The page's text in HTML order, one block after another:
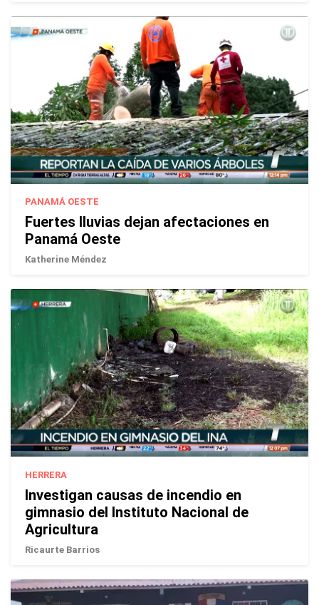
PANAMÁ OESTE
Fuertes lluvias dejan afectaciones en
Panamá Oeste
Katherine Méndez
HERRERA
Investigan causas de incendio en
gimnasio del Instituto Nacional de
Agricultura
Ricaurte Barrios